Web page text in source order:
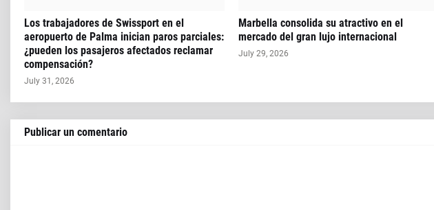
Los trabajadores de Swissport en el
aeropuerto de Palma inician paros parciales:
¿pueden los pasajeros afectados reclamar
compensación?
July 31, 2026
Marbella consolida su atractivo en el
mercado del gran lujo internacional
July 29, 2026
Publicar un comentario